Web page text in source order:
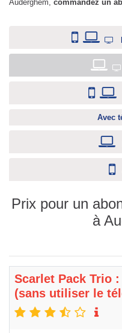
Auderghem, commandez un
Avec
Prix pour un
à
Scarlet Pack Trio
(sans utiliser le